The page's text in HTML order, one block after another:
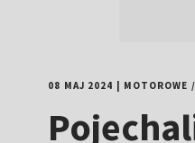
08 MAJ 2024 MOTOROWE /